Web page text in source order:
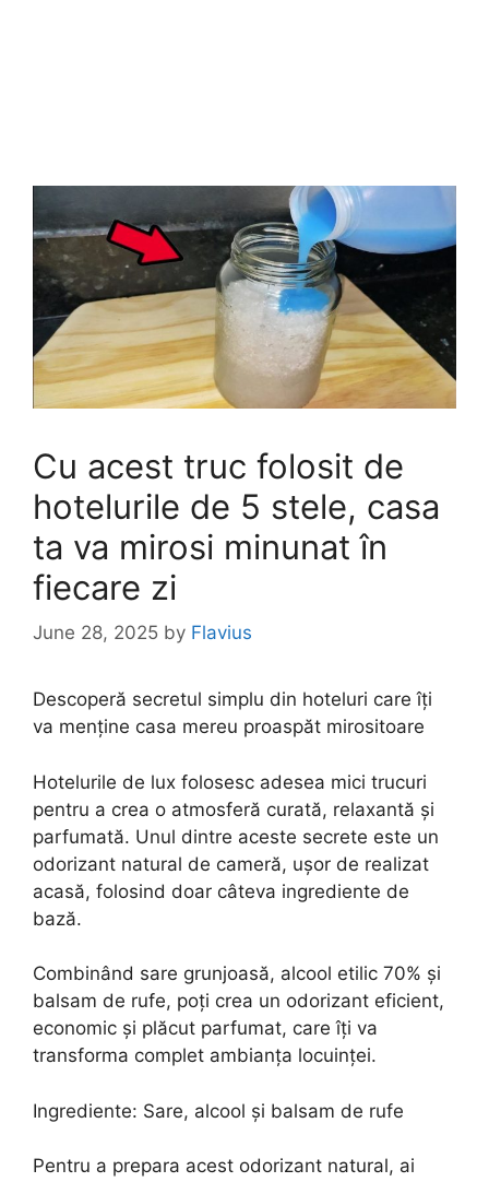
Cu acest truc folosit de
hotelurile de 5 stele, casa
ta va mirosi minunat în
fiecare zi
June 28, 2025 by Flavius
Descoperă secretul simplu din hoteluri care îți
va menține casa mereu proaspăt mirositoare
Hotelurile de lux folosesc adesea mici trucuri
pentru a crea o atmosferă curată, relaxantă și
parfumată. Unul dintre aceste secrete este un
odorizant natural de cameră, ușor de realizat
acasă, folosind doar câteva ingrediente de
bază.
Combinând sare grunjoasă, alcool etilic 70% și
balsam de rufe, poți crea un odorizant eficient,
economic și plăcut parfumat, care îți va
transforma complet ambianța locuinței.
Ingrediente: Sare, alcool și balsam de rufe
Pentru a prepara acest odorizant natural, ai